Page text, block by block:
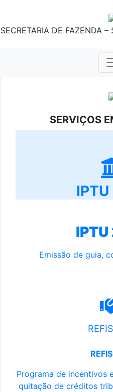
SECRETARIA DE FAZENDA –
SERVIÇOS
Emissão de guia,
Programa de incentivos
quitação de créditos